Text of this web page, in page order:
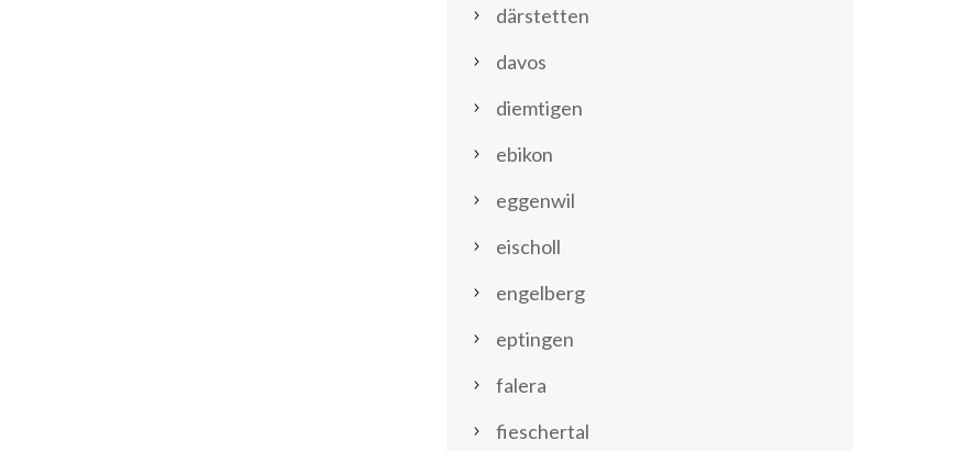
därstetten
davos
diemtigen
ebikon
eggenwil
eischoll
engelberg
eptingen
falera
fieschertal